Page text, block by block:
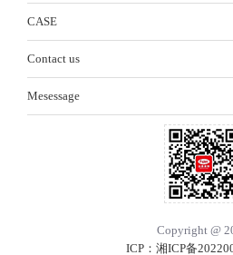
CASE
Contact us
Mesessage
Copyright @
ICP：湘ICP备